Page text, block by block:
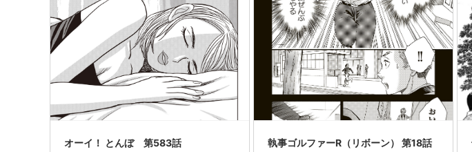
オーイ！ とんぼ 第583話
執事ゴルファーR（リボーン） 第18話